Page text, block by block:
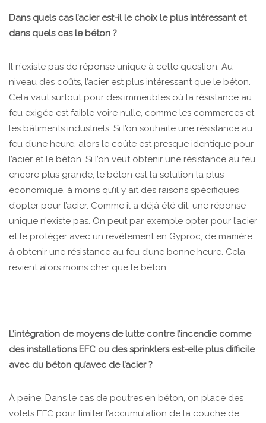
Dans quels cas l’acier est-il le choix le plus intéressant et
dans quels cas le béton ?
Il n’existe pas de réponse unique à cette question. Au
niveau des coûts, l’acier est plus intéressant que le béton.
Cela vaut surtout pour des immeubles où la résistance au
feu exigée est faible voire nulle, comme les commerces et
les bâtiments industriels. Si l’on souhaite une résistance au
feu d’une heure, alors le coûte est presque identique pour
l’acier et le béton. Si l’on veut obtenir une résistance au feu
encore plus grande, le béton est la solution la plus
économique, à moins qu’il y ait des raisons spécifiques
d’opter pour l’acier. Comme il a déjà été dit, une réponse
unique n’existe pas. On peut par exemple opter pour l’acier
et le protéger avec un revêtement en Gyproc, de manière
à obtenir une résistance au feu d’une bonne heure. Cela
revient alors moins cher que le béton.
L’intégration de moyens de lutte contre l’incendie comme
des installations EFC ou des sprinklers est-elle plus difficile
avec du béton qu’avec de l’acier ?
À peine. Dans le cas de poutres en béton, on place des
volets EFC pour limiter l’accumulation de la couche de